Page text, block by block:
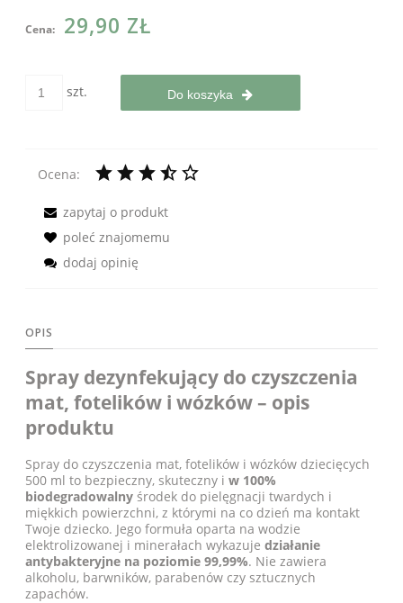
Cena: 29,90 ZŁ
szt. Do koszyka
Ocena:
zapytaj o produkt
poleć znajomemu
dodaj opinię
OPIS
Spray dezynfekujący do czyszczenia
mat, fotelików i wózków – opis
produktu
Spray do czyszczenia mat, fotelików i wózków dziecięcych
500 ml to bezpieczny, skuteczny i w 100%
biodegradowalny środek do pielęgnacji twardych i
miękkich powierzchni, z którymi na co dzień ma kontakt
Twoje dziecko. Jego formuła oparta na wodzie
elektrolizowanej i minerałach wykazuje działanie
antybakteryjne na poziomie 99,99%. Nie zawiera
alkoholu, barwników, parabenów czy sztucznych
zapachów.